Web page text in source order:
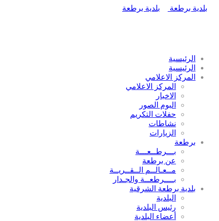
الرئيسية
الرئيسية
المركز الاعلامي
المركز الاعلامي
الاخبار
البوم الصور
حفلات التكريم
نشاطات
الزيارات
برطعة
بـــرطــعـــة
عن برطعة
مــعـالــم الــقــريــة
بــــرطعــة والجـدار
بلدية برطعة الشرقية
البلدية
رئيس البلدية
أعضاء البلدية